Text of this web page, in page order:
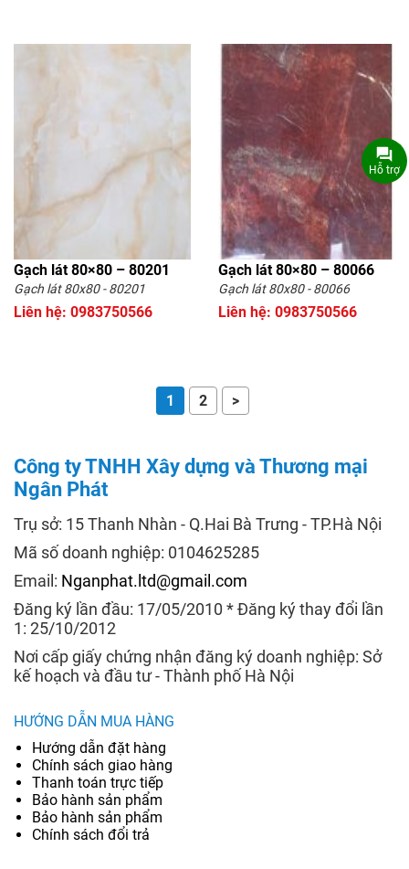
Gạch lát 80×80 – 80201
Gạch lát 80x80 - 80201
Liên hệ: 0983750566
Gạch lát 80×80 – 80066
Gạch lát 80x80 - 80066
Liên hệ: 0983750566
1 2 >
Công ty TNHH Xây dựng và Thương mại
Ngân Phát
Trụ sở: 15 Thanh Nhàn - Q.Hai Bà Trưng - TP.Hà Nội
Mã số doanh nghiệp: 0104625285
Email: Nganphat.ltd@gmail.com
Đăng ký lần đầu: 17/05/2010 * Đăng ký thay đổi lần
1: 25/10/2012
Nơi cấp giấy chứng nhận đăng ký doanh nghiệp: Sở
kế hoạch và đầu tư - Thành phố Hà Nội
HƯỚNG DẪN MUA HÀNG
Hướng dẫn đặt hàng
Chính sách giao hàng
Thanh toán trực tiếp
Bảo hành sản phẩm
Bảo hành sản phẩm
Chính sách đổi trả
Hỗ trợ